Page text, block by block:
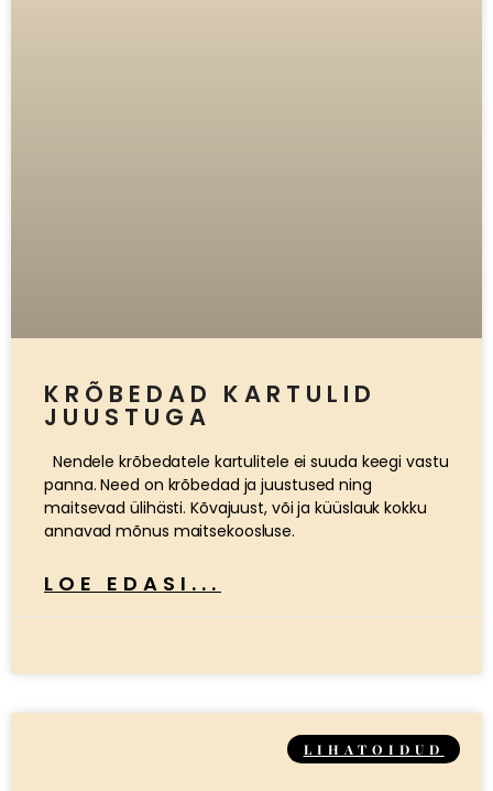
KRÕBEDAD KARTULID
JUUSTUGA
Nendele krõbedatele kartulitele ei suuda keegi vastu
panna. Need on krõbedad ja juustused ning
maitsevad ülihästi. Kõvajuust, või ja küüslauk kokku
annavad mõnus maitsekoosluse.
LOE EDASI...
LIHATOIDUD